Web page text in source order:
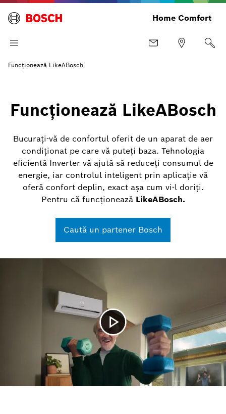
Home Comfort
Funcționează LikeABosch
Funcționează LikeABosch
Bucurați-vă de confortul oferit de un aparat de aer
condiționat pe care vă puteți baza. Tehnologia
eficientă Inverter vă ajută să reduceți consumul de
energie, iar controlul inteligent prin aplicație vă
oferă confort deplin, exact așa cum vi-l doriți.
Pentru că funcționează LikeABosch.
Caută un partener Bosch